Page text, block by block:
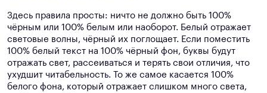
Здесь правила просты: ничто не должно быть 100%
чёрным или 100% белым или наоборот. Белый отражает
световые волны, чёрный их поглощает. Если поместить
100% белый текст на 100% чёрный фон, буквы будут
отражать свет, рассеиваться и терять свои отличия, что
ухудшит читабельность. То же самое касается 100%
белого фона, который отражает слишком много света,